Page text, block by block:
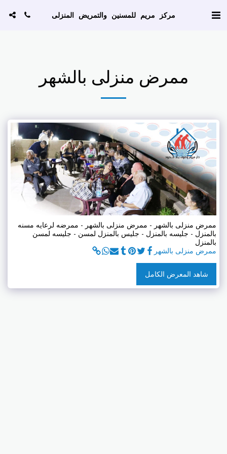
مركز مريم للمسنين والتمريض المنزلى
ممرض منزلى بالشهر
ممرض منزلى بالشهر - ممرض منزلى بالشهر - ممرضه لرعايه مسنه
بالمنزل - جليسه بالمنزل - جليس بالمنزل لمسن - جليسه لمسن
بالمنزل
ممرض منزلى بالشهر
شاهد المعرض الكامل